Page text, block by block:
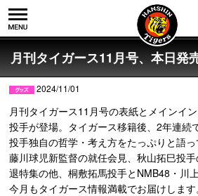
月刊タイガース11月号、本日発
2024/11/01
月刊タイガース11月号の表紙とメインイ
投手が登場。タイガース移籍後、2年連続
投手独自の哲学・考え方をたっぷりと語
藤川球児新監督の就任会見、秋山拓巳投
退特集の他、桐敷拓馬投手とNMB48・川
今月もタイガース情報満載でお届けします。